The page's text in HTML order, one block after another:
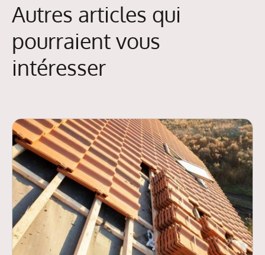
Autres articles qui
pourraient vous
intéresser